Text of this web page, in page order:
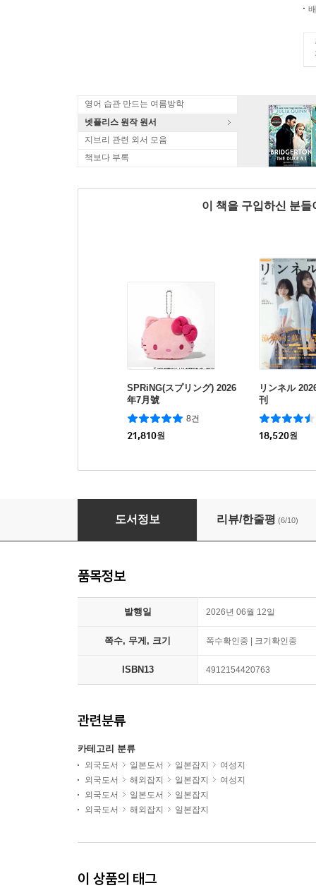
영어 습관 만드는 여름방학
넷플리스 원작 원서
지브리 관련 외서 모음
책보다 부록
이 책을 구입하신 분
SPRiNG(スプリング) 2026
年7月號
8건
21,810원
リンネル
刊
18,520원
sweet(スウィ-ト) 2026年7月號 增刊
도서정보 리뷰/한줄평 (6/10)
품목정보
발행일 2026년 06월 12일
쪽수, 무게, 크기 쪽수확인중 | 크기확인중
ISBN13 4912154420763
관련분류
카테고리 분류
외국도서 일본도서 일본잡지
여성지
외국도서
해외잡지 일본잡지
여성지
외국도서
일본도서
일본잡지
외국도서
해외잡지 일본잡지
이 상품의 태그